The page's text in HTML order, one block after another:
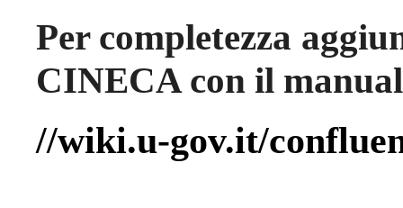
Per completezza
CINECA con il
//wiki.u-gov.it/